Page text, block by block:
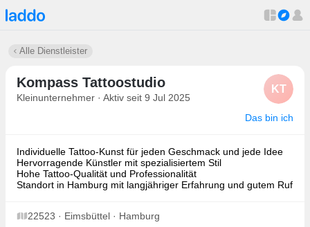
Alle Dienstleister
Kompass Tattoostudio
Kleinunternehmer · Aktiv seit 9 Jul 2025
KT
Das bin ich
Individuelle Tattoo-Kunst für jeden Geschmack und jede Idee
Hervorragende Künstler mit spezialisiertem Stil
Hohe Tattoo-Qualität und Professionalität
Standort in Hamburg mit langjähriger Erfahrung und gutem Ruf
22523 · Eimsbüttel · Hamburg